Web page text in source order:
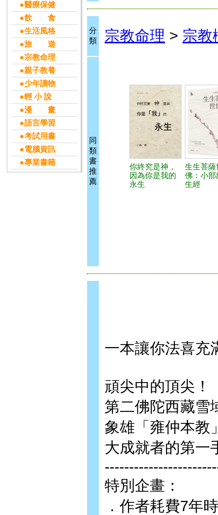
●醫療保健
●飲 食
●生活風格
●旅 遊
●宗教命理
●親子教養
●少年讀物
●輕 小 說
●漫 畫
●語言學習
●考試用書
●電腦資訊
●專業書籍
分
類
宗教命理 > 宗教
同
類
書
推
薦
你終究是神，
因為你是我的
永生
生生菩薩
佛：小部
生經
一本讓你法喜充
頑尖中的頂尖！
第二佛陀西藏雪
象雄「雍仲本教
大成就者的第一
特別企畫：
．作者耗費7年